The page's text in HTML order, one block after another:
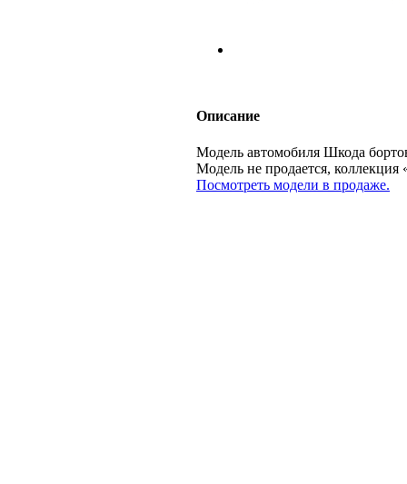
Описание
Модель автомобиля Шкода
Модель не продается,
Посмотреть модели в продаже.